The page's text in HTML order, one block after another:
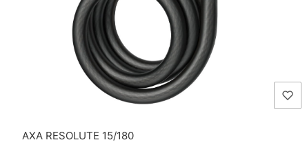
AXA RESOLUTE 15/180